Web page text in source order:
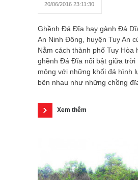
20/06/2016 23:11:30
Ghềnh Đá Đĩa hay gành Đá
An Ninh Đông, huyện Tuy An
Nằm cách thành phố Tuy Hòa
ghềnh Đá Đĩa nổi bật giữa trời
mông với những khối đá hình
bên nhau như những chồng
Xem thêm